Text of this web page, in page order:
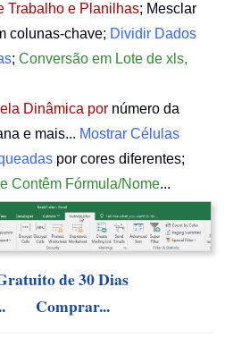
Trabalho e Planilhas; Mesclar
colunas-chave; Dividir Dados
; Conversão em Lote de xls,
Dinâmica por número da
e mais... Mostrar Células
por cores diferentes;
Contêm Fórmula/Nome...
de 30 Dias
Comprar...